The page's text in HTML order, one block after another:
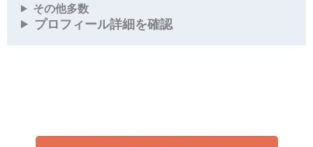
その他多数
プロフィール詳細を確認